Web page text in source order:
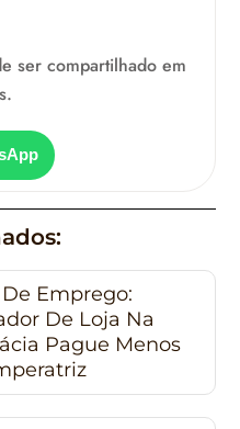
ser compartilhado em
Emprego:
De Loja Na
Pague Menos